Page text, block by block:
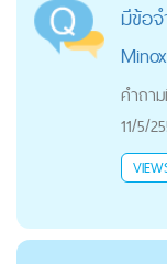
มีข้อจ
คำถา
11/5/